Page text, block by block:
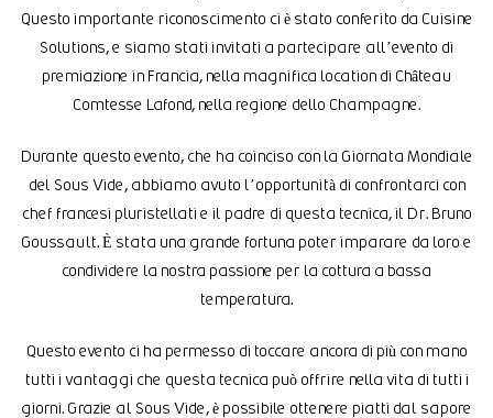
Questo importante riconoscimento ci è stato conferito da Cuisine
Solutions, e siamo stati invitati a partecipare all’evento di
premiazione in Francia, nella magnifica location di Château
Comtesse Lafond, nella regione dello Champagne.
Durante questo evento, che ha coinciso con la Giornata Mondiale
del Sous Vide, abbiamo avuto l’opportunità di confrontarci con
chef francesi pluristellati e il padre di questa tecnica, il Dr. Bruno
Goussault. È stata una grande fortuna poter imparare da loro e
condividere la nostra passione per la cottura a bassa
temperatura.
Questo evento ci ha permesso di toccare ancora di più con mano
tutti i vantaggi che questa tecnica può offrire nella vita di tutti i
giorni. Grazie al Sous Vide, è possibile ottenere piatti dal sapore